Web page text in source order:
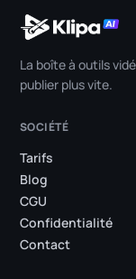
La boîte à outils
publier plus vite.
SOCIÉTÉ
Tarifs
Blog
CGU
Confidentialité
Contact